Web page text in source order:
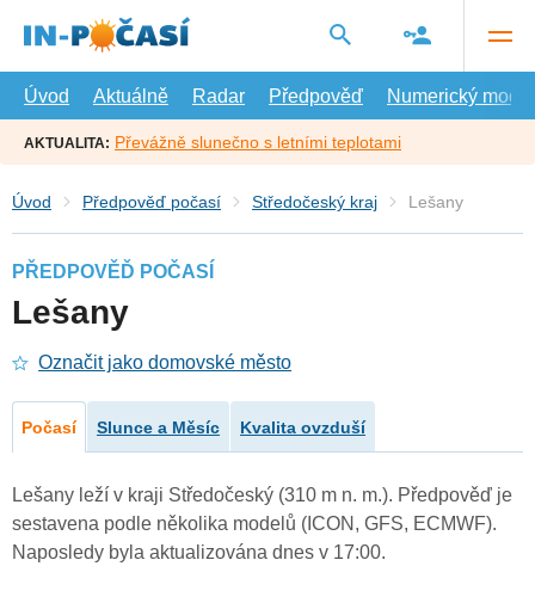
hlavní
Úvod
Aktuálně Radar Předpověď Numerický model
AKTUALITA: Převážně slunečno s letními teplotami
Úvod Předpověď počasí Středočeský kraj Lešany
PŘEDPOVĚĎ POČASÍ
Lešany
Označit jako domovské město
Počasí Slunce a Měsíc Kvalita ovzduší
Lešany leží v kraji Středočeský (310 m n. m.). Předpověď je
sestavena podle několika modelů (ICON, GFS, ECMWF).
Naposledy byla aktualizována dnes v 17:00.